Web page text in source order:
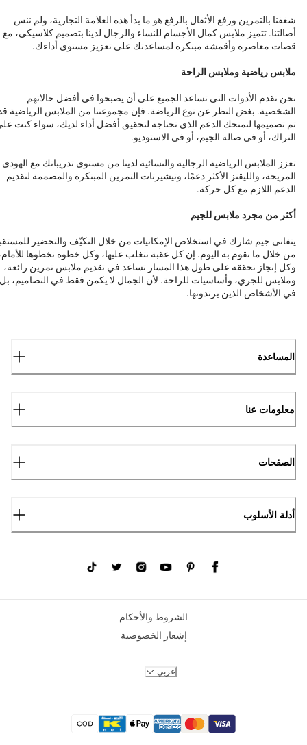
شغفنا بالتمرين ورفع الأثقال بالرفع هو ما بدأ هذه العلامة التجارية، ولم ننس
أصالتنا. تتميز ملابس كمال الأجسام للنساء والرجال لدينا بتصميم كلاسيكي، مع
قصات معاصرة وأقمشة مبتكرة لمساعدتك على تعزيز مستوى أداءك.
ملابس رياضية وملابس الراحة
نحن نقدم الأدوات التي تساعد الجميع على أن يصبحوا في أفضل حالاتهم
الشخصية. بغض النظر عن نوع الرياضة. فإن مجموعتنا من الملابس الرياضية
تم تصميمها لتمنحك الدعم الذي تحتاجه لتحقيق أفضل أداء لديك، سواء كنت
التراك، أو في صالة الجيم، أو في الاستوديو.
تعزز الملابس الرياضية الرجالية والنسائية لدينا من مستوى تدريباتك مع الهودي
المريحة، والليقنز الأكثر دعمًا، وتيشيرتات التمرين المبتكرة والمصممة لتقديم
الدعم اللازم مع كل حركة.
أكثر من مجرد ملابس للجيم
يتفانى جيم شارك في استخلاص الإمكانيات من خلال التكيّف والتحضير
من خلال ما نقوم به اليوم. إن كل عقبة نتغلب عليها، وكل خطوة نخطوها
وكل إنجاز نحققه على طول هذا المسار تساعد في تقديم ملابس تمرين رائعة،
وملابس للجري، وأساسيات للراحة. لأن الجمال لا يكمن فقط في التصاميم، بل
في الأشخاص الذين يرتدونها.
المساعدة
معلومات عنا
الصفحات
أدلة الأسلوب
الشروط والأحكام
إشعار الخصوصية
عربي